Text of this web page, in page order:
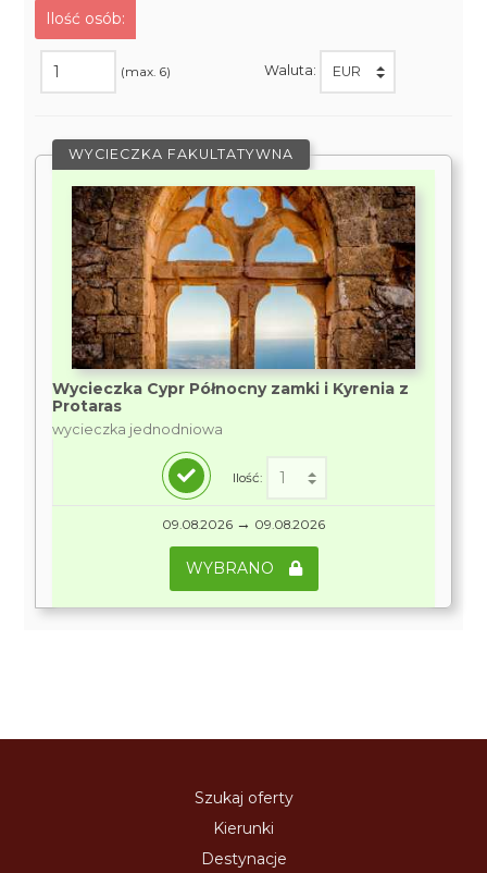
Ilość osób:
(max. 6) Waluta:
WYCIECZKA FAKULTATYWNA
Wycieczka Cypr Północny zamki i Kyrenia z
Protaras
wycieczka jednodniowa
Ilość:
09.08.2026 → 09.08.2026
WYBRANO
Szukaj oferty
Kierunki
Destynacje